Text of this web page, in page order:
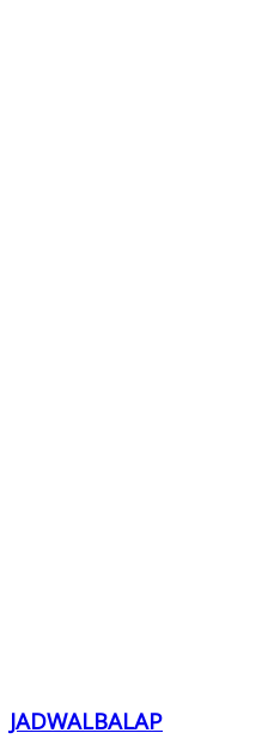
JADWALBALAP